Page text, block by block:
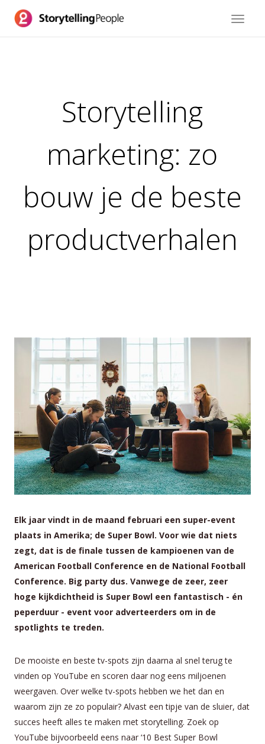
Toggle
Storytelling
marketing: zo
bouw je de beste
productverhalen
Elk jaar vindt in de maand februari een super-event
plaats in Amerika; de Super Bowl. Voor wie dat niets
zegt, dat is de finale tussen de kampioenen van de
American Football Conference en de National Football
Conference. Big party dus. Vanwege de zeer, zeer
hoge kijkdichtheid is Super Bowl een fantastisch - én
peperduur - event voor adverteerders om in de
spotlights te treden.
De mooiste en beste tv-spots zijn daarna al snel terug te
vinden op YouTube en scoren daar nog eens miljoenen
weergaven. Over welke tv-spots hebben we het dan en
waarom zijn ze zo populair? Alvast een tipje van de sluier, dat
succes heeft alles te maken met storytelling. Zoek op
YouTube bijvoorbeeld eens naar ‘10 Best Super Bowl